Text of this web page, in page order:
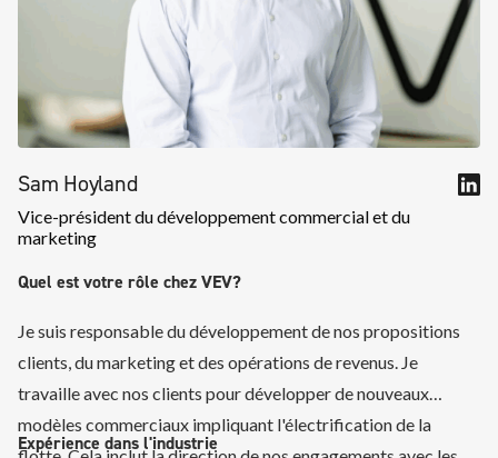
Sam Hoyland
Vice-président du développement commercial et du
marketing
Quel est votre rôle chez VEV?
Je suis responsable du développement de nos propositions
clients, du marketing et des opérations de revenus. Je
travaille avec nos clients pour développer de nouveaux
modèles commerciaux impliquant l'électrification de la
Expérience dans l'industrie